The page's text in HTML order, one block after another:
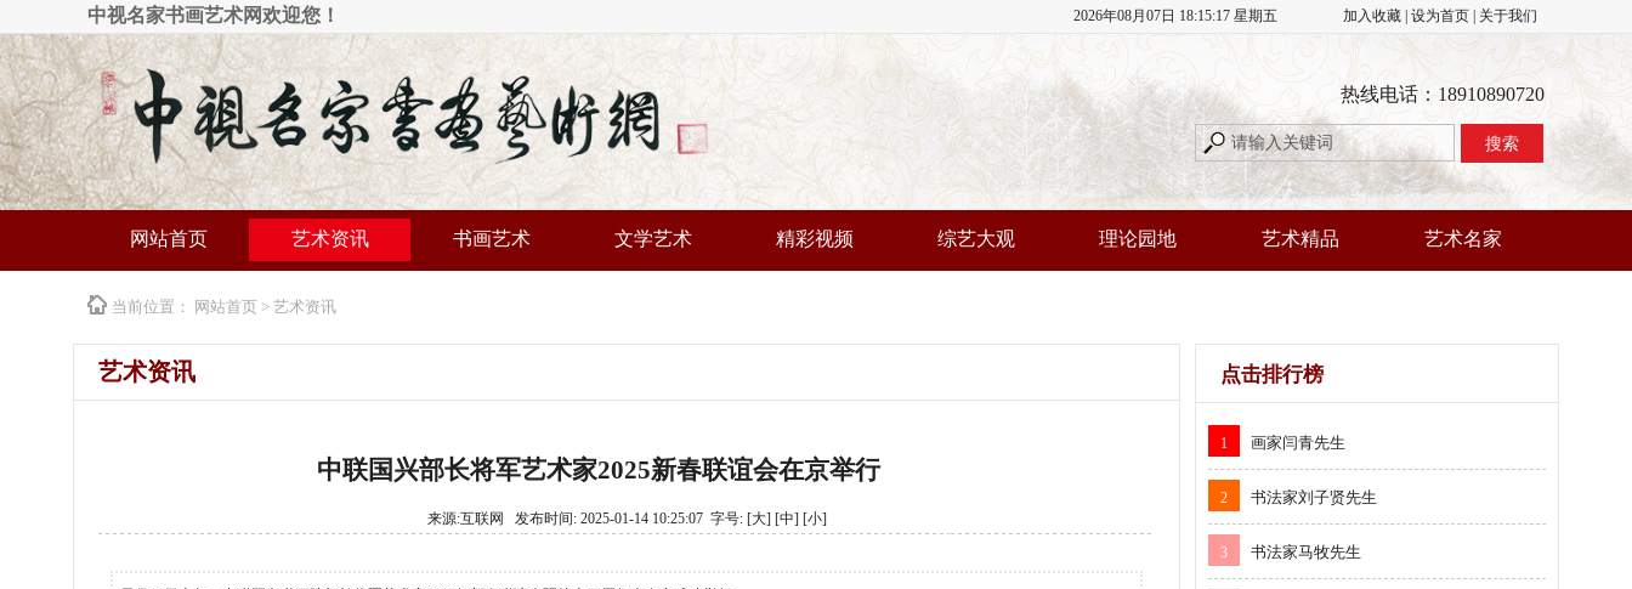
中视名家书画艺术网欢迎您！ 2026年08月07日 18:15:19 星期五 加入收藏 设为首页 关于我们
热线电话：18910890720
网站首页 艺术资讯 书画艺术 文学艺术 精彩视频 综艺大观 理论园地 艺术精品 艺术名家
当前位置： 网站首页 > 艺术资讯
艺术资讯
中联国兴部长将军艺术家2025新春联谊会在京举行
来源:互联网 发布时间: 2025-01-14 10:25:07 字号: [大] [中] [小]
点击排行榜
1 画家闫青先生
2 书法家刘子贤先生
3 书法家马牧先生